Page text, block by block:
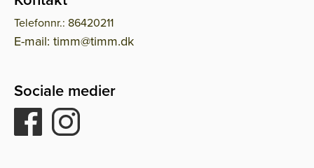
Telefonnr.: 86420211
E-mail: timm@timm.dk
Sociale medier